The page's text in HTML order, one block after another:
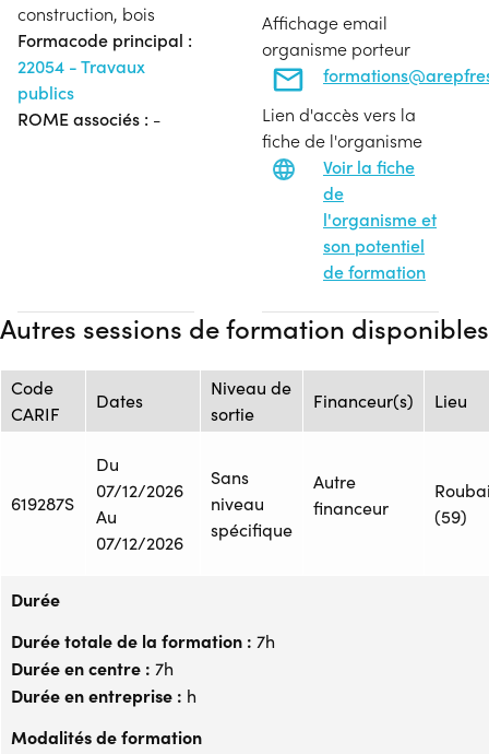
construction, bois
Formacode principal :
22054 - Travaux
publics
ROME associés : -
Affichage email
organisme porteur
Lien d'accès vers la
fiche de l'organisme
Voir la fiche
de
l'organisme et
son potentiel
de formation
Autres sessions de formation disponibles
Code
CARIF
Dates
Niveau de
sortie
Financeur(s) Lieu
619287S
Du
07/12/2026
Au
07/12/2026
Sans
niveau
spécifique
Autre
financeur
(59)
Durée
Durée totale de la formation : 7h
Durée en centre : 7h
Durée en entreprise : h
Modalités de formation